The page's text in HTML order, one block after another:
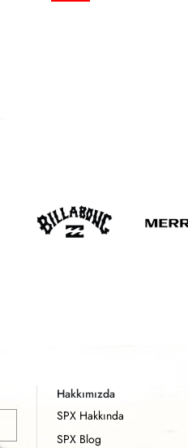
Hakkımızda
SPX Hakkında
SPX Blog